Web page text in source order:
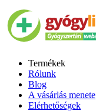
Termékek
Rólunk
Blog
A vásárlás menete
Elérhetőségek